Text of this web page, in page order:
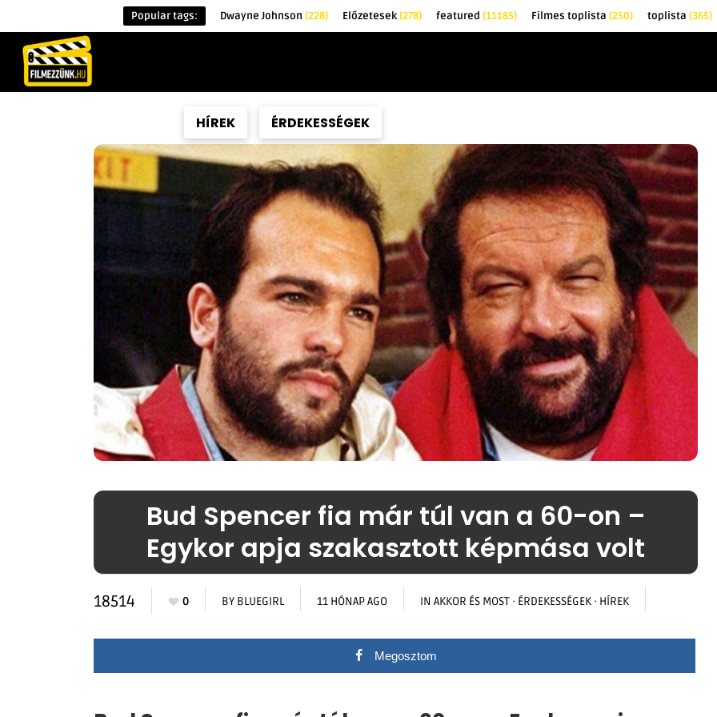
Popular tags: Dwayne Johnson (228) Előzetesek(278) featured (11185) Filmes toplista (250) toplista (365)
HÍREK ÉRDEKESSÉGEK
Bud Spencer fia már túl van a 60-on –
Egykor apja szakasztott képmása volt
18514 0 BY BLUEGIRL 11 HÓNAP AGO IN AKKOR ÉS MOST · ÉRDEKESSÉGEK · HÍREK
Megosztom